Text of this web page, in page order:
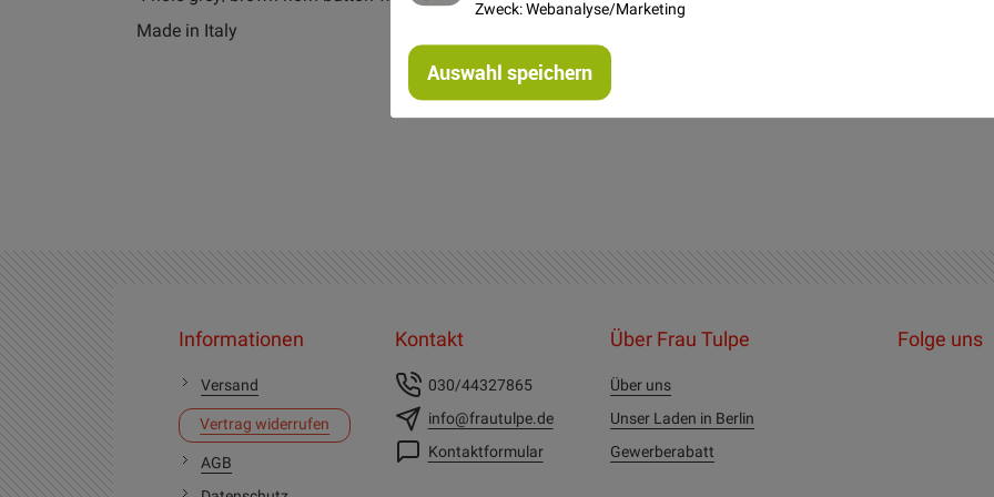
Zweck: Webanalyse/Marketing
Auswahl speichern
Made in Italy
Informationen
Versand
Vertrag widerrufen
AGB
Kontakt
030/44327865
info@frautulpe.de
Kontaktformular
Über Frau Tulpe
Über uns
Unser Laden in Berlin
Gewerberabatt
Folge uns